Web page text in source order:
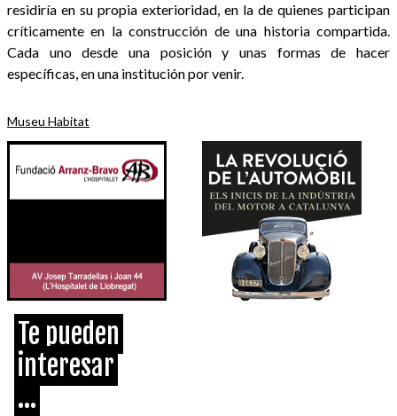
residiría en su propia exterioridad, en la de quienes participan
críticamente en la construcción de una historia compartida.
Cada uno desde una posición y unas formas de hacer
específicas, en una institución por venir.
Museu Habitat
Te pueden
interesar
...